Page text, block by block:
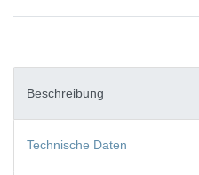
Beschreibung
Technische Daten